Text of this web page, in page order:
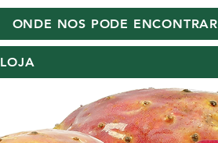
ONDE NOS PODE ENCONTRAR
LOJA